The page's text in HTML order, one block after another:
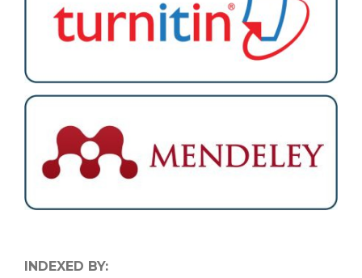
INDEXED BY: